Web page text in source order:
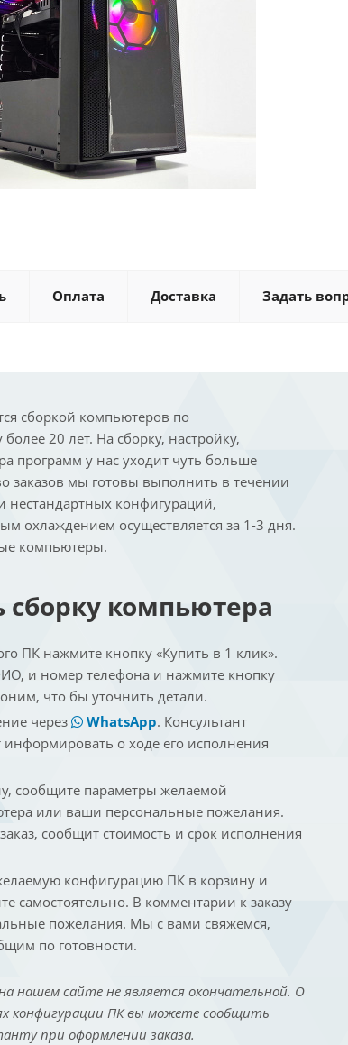
Оплата Доставка Задать
сборкой компьютеров по
20 лет. На сборку, настройку,
программ у нас уходит чуть больше
заказов мы готовы выполнить в течении
конфигураций,
охлаждением осуществляется за 1-3 дня.
компьютеры.
сборку компьютера
ПК нажмите кнопку «Купить в 1 клик».
и номер телефона и нажмите кнопку
что бы уточнить детали.
через
WhatsApp. Консультант
информировать о ходе его исполнения
сообщите параметры желаемой
или ваши персональные пожелания.
сообщит стоимость и срок исполнения
конфигурацию ПК в корзину и
самостоятельно. В комментарии к заказу
пожелания. Мы с вами свяжемся,
по готовности.
нашем сайте не является окончательной. О
конфигурации ПК вы можете сообщить
при оформлении заказа.